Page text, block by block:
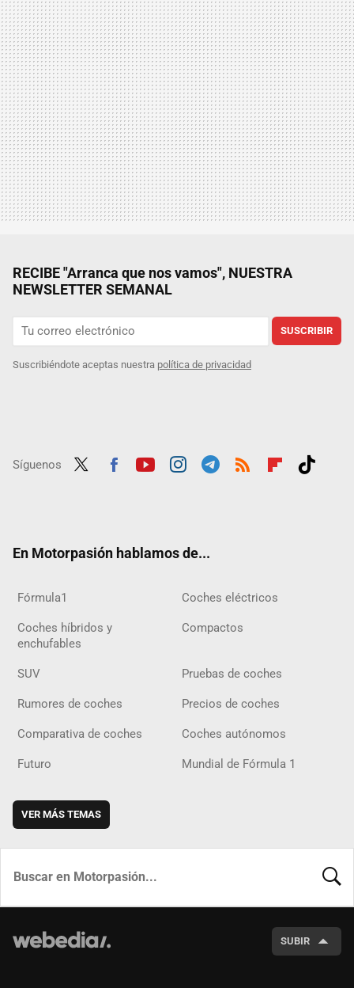
RECIBE "Arranca que nos vamos", NUESTRA
NEWSLETTER SEMANAL
SUSCRIBIR
Suscribiéndote aceptas nuestra política de privacidad
Síguenos
En Motorpasión hablamos de...
Fórmula1 Coches eléctricos
Coches híbridos y
enchufables
Compactos
SUV Pruebas de coches
Rumores de coches Precios de coches
Comparativa de coches Coches autónomos
Futuro Mundial de Fórmula 1
VER MÁS TEMAS
SUBIR